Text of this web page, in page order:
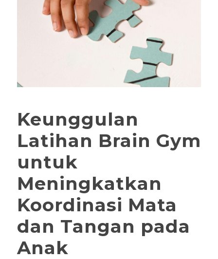
Keunggulan
Latihan Brain Gym
untuk
Meningkatkan
Koordinasi Mata
dan Tangan pada
Anak